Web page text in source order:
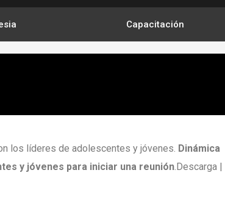
Capacitación
los líderes de adolescentes y jóvenes. Dinámica
y jóvenes para iniciar una reunión.Descarga |